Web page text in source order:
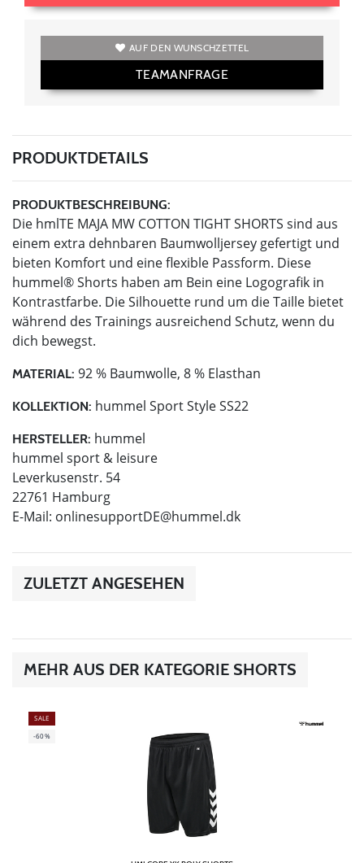
AUF DEN WUNSCHZETTEL
TEAMANFRAGE
PRODUKTDETAILS
PRODUKTBESCHREIBUNG:
Die hmlTE MAJA MW COTTON TIGHT SHORTS sind aus
einem extra dehnbaren Baumwolljersey gefertigt und
bieten Komfort und eine flexible Passform. Diese
hummel® Shorts haben am Bein eine Logografik in
Kontrastfarbe. Die Silhouette rund um die Taille bietet
während des Trainings ausreichend Schutz, wenn du
dich bewegst.
MATERIAL: 92 % Baumwolle, 8 % Elasthan
KOLLEKTION: hummel Sport Style SS22
HERSTELLER: hummel
hummel sport & leisure
Leverkusenstr. 54
22761 Hamburg
E-Mail: onlinesupportDE@hummel.dk
ZULETZT ANGESEHEN
MEHR AUS DER KATEGORIE SHORTS
SALE
-60%